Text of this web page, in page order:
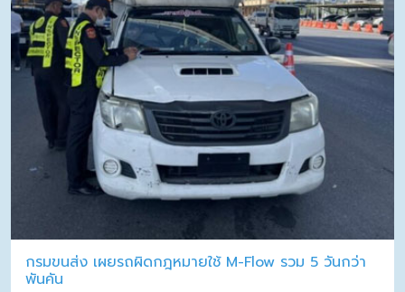
กรมขนส่ง เผยรถผิดกฎหมายใช้ M-Flow รวม 5 วันกว่า
พันคัน